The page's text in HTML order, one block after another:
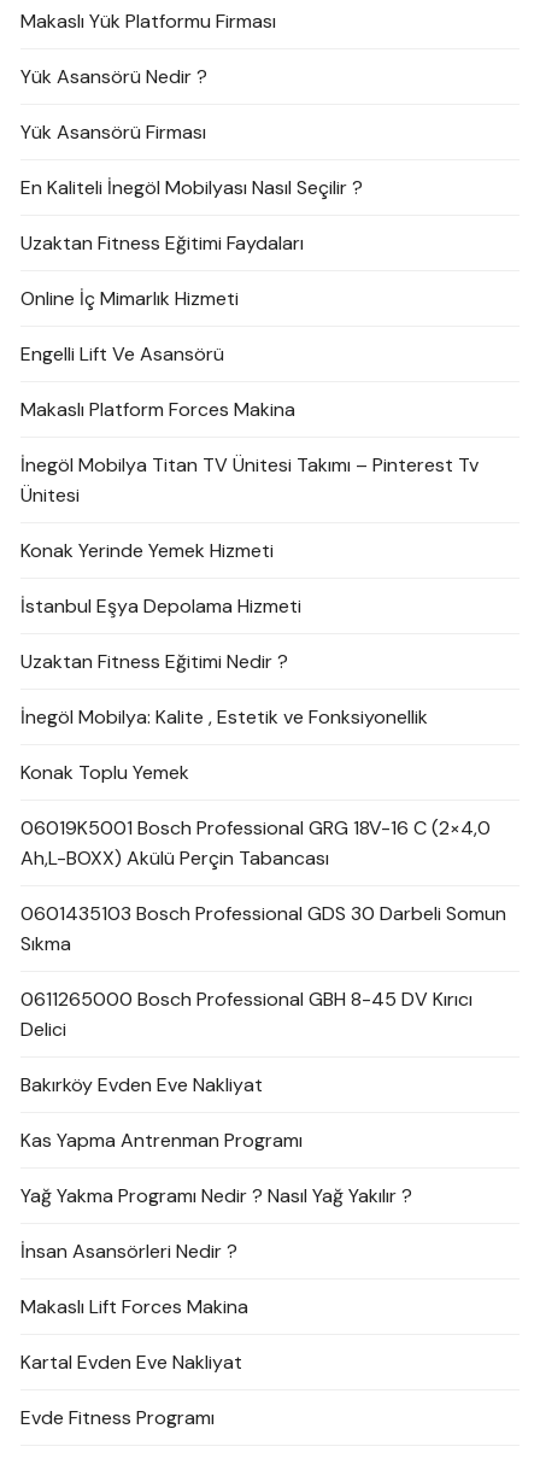
Makaslı Yük Platformu Firması
Yük Asansörü Nedir ?
Yük Asansörü Firması
En Kaliteli İnegöl Mobilyası Nasıl Seçilir ?
Uzaktan Fitness Eğitimi Faydaları
Online İç Mimarlık Hizmeti
Engelli Lift Ve Asansörü
Makaslı Platform Forces Makina
İnegöl Mobilya Titan TV Ünitesi Takımı – Pinterest Tv
Ünitesi
Konak Yerinde Yemek Hizmeti
İstanbul Eşya Depolama Hizmeti
Uzaktan Fitness Eğitimi Nedir ?
İnegöl Mobilya: Kalite , Estetik ve Fonksiyonellik
Konak Toplu Yemek
06019K5001 Bosch Professional GRG 18V-16 C (2×4,0
Ah,L-BOXX) Akülü Perçin Tabancası
0601435103 Bosch Professional GDS 30 Darbeli Somun
Sıkma
0611265000 Bosch Professional GBH 8-45 DV Kırıcı
Delici
Bakırköy Evden Eve Nakliyat
Kas Yapma Antrenman Programı
Yağ Yakma Programı Nedir ? Nasıl Yağ Yakılır ?
İnsan Asansörleri Nedir ?
Makaslı Lift Forces Makina
Kartal Evden Eve Nakliyat
Evde Fitness Programı